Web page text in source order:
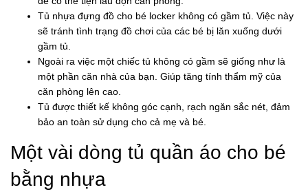
Tủ nhựa đựng đồ cho bé locker không có gầm tủ. Việc này
sẽ tránh tình trạng đồ chơi của các bé bị lăn xuống dưới
gầm tủ.
Ngoài ra việc một chiếc tủ không có gầm sẽ giống như là
một phần căn nhà của bạn. Giúp tăng tính thẩm mỹ của
căn phòng lên cao.
Tủ được thiết kế không góc cạnh, rạch ngăn sắc nét, đảm
bảo an toàn sử dụng cho cả mẹ và bé.
Một vài dòng tủ quần áo cho bé
bằng nhựa